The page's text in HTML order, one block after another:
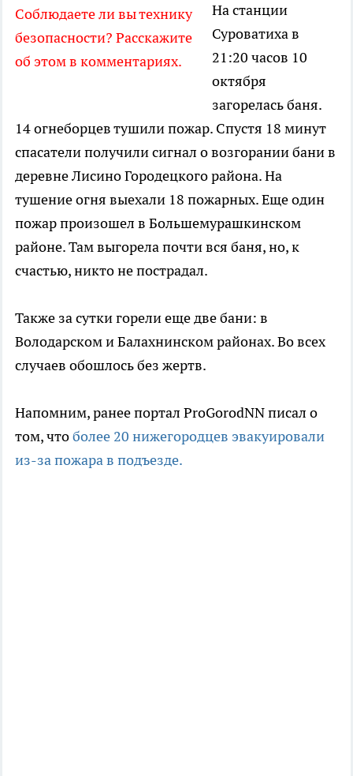
Соблюдаете ли вы технику
безопасности? Расскажите
об этом в комментариях.
На станции
Суроватиха в
21:20 часов 10
октября
загорелась баня.
14 огнеборцев тушили пожар. Спустя 18 минут
спасатели получили сигнал о возгорании бани в
деревне Лисино Городецкого района. На
тушение огня выехали 18 пожарных. Еще один
пожар произошел в Большемурашкинском
районе. Там выгорела почти вся баня, но, к
счастью, никто не пострадал.
Также за сутки горели еще две бани: в
Володарском и Балахнинском районах. Во всех
случаев обошлось без жертв.
Напомним, ранее портал ProGorodNN писал о
том, чтоболее 20 нижегородцев эвакуировали
из-за пожара в подъезде.